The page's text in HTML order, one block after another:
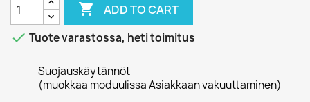
 ADD TO CART
 Tuote varastossa, heti toimitus
Suojauskäytännöt
(muokkaa moduulissa Asiakkaan vakuuttaminen)